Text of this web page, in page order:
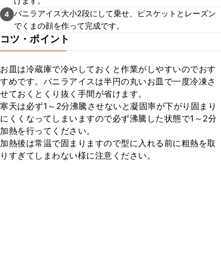
4 バニラアイス大小2段にして乗せ、ビスケットとレーズン
でくまの顔を作って完成です。
コツ・ポイント
お皿は冷蔵庫で冷やしておくと作業がしやすいのでおす
すめです。バニラアイスは半円の丸いお皿で一度冷凍さ
せておくとくり抜く手間が省けます。
寒天は必ず1～2分沸騰させないと凝固率が下がり固まり
にくくなってしまいますので必ず沸騰した状態で1～2分
加熱を行ってください。
加熱後は常温で固まりますので型に入れる前に粗熱を取
りすぎてしまわない様に注意ください。